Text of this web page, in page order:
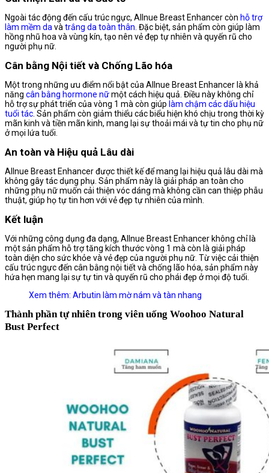
Ngoài tác động đến cấu trúc ngực, Allnue Breast Enhancer còn hỗ trợ
làm mềm davàtrắng da toàn thân. Đặc biệt, sản phẩm còn giúp làm
hồng nhũ hoa và vùng kín, tạo nên vẻ đẹp tự nhiên và quyến rũ cho
người phụ nữ.
Cân bằng Nội tiết và Chống Lão hóa
Một trong những ưu điểm nổi bật của Allnue Breast Enhancer là khả
năng cân bằng hormone nữmột cách hiệu quả. Điều này không chỉ
hỗ trợ sự phát triển của vòng 1 mà còn giúp làm chậm các dấu hiệu
tuổi tác. Sản phẩm còn giảm thiểu các biểu hiện khó chịu trong thời kỳ
mãn kinh và tiền mãn kinh, mang lại sự thoải mái và tự tin cho phụ nữ
ở mọi lứa tuổi.
An toàn và Hiệu quả Lâu dài
Allnue Breast Enhancer được thiết kế để mang lại hiệu quả lâu dài mà
không gây tác dụng phụ. Sản phẩm này là giải pháp an toàn cho
những phụ nữ muốn cải thiện vóc dáng mà không cần can thiệp phẫu
thuật, giúp họ tự tin hơn với vẻ đẹp tự nhiên của mình.
Kết luận
Với những công dụng đa dạng, Allnue Breast Enhancer không chỉ là
một sản phẩm hỗ trợ tăng kích thước vòng 1 mà còn là giải pháp
toàn diện cho sức khỏe và vẻ đẹp của người phụ nữ. Từ việc cải thiện
cấu trúc ngực đến cân bằng nội tiết và chống lão hóa, sản phẩm này
hứa hẹn mang lại sự tự tin và quyến rũ cho phái đẹp ở mọi độ tuổi.
Xem thêm: Arbutin làm mờ nám và tàn nhang
Thành phần tự nhiên trong viên uống Woohoo Natural
Bust Perfect